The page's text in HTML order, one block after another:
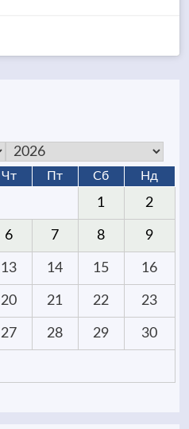
Чт Пт Сб Нд
1 2
6 7 8 9
13 14 15 16
20 21 22 23
27 28 29 30